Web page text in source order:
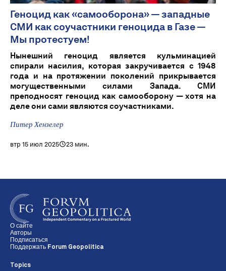
Геноцид как «самооборона» — западные
СМИ как соучастники геноцида в Газе —
Мы протестуем!
Нынешний геноцид является кульминацией
спирали насилия, которая закручивается с 1948
года и на протяжении поколений прикрывается
могущественными силами Запада. СМИ
преподносят геноцид как самооборону — хотя на
деле они сами являются соучастниками.
Питер Хензелер
втр 15 июл 2025 23 мин.
О сайте
Авторы
Подписаться
Поддержать Forum Geopolitica
Topics